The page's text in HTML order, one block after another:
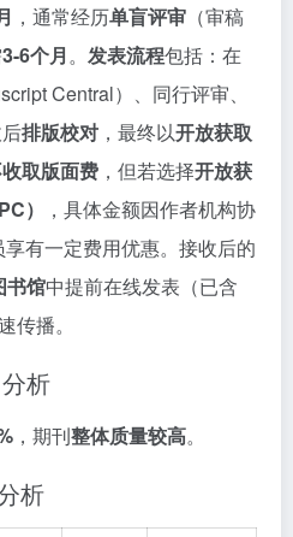
，通常经历单盲评审 （审稿
3-6个月。 发表流程包括：在
Central）、同行评审、
排版校对 ，最终以开放获取
取版面费 ，但若选择开放获
）
，具体金额因作者机构协
有一定费用优惠。接收后的
书馆中提前在线发表（已含
传播。
析
，期刊整体质量较高。
析